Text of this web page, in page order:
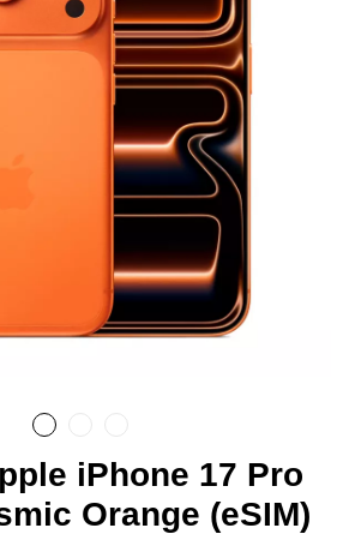
iPhone 17 Pro
Orange (eSIM)